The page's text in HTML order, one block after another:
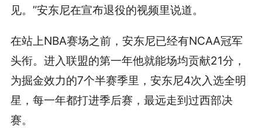
见。”安东尼在宣布退役的视频里说道。
在站上NBA赛场之前，安东尼已经有NCAA冠军
头衔。进入联盟的第一年他就能场均贡献21分，
为掘金效力的7个半赛季里，安东尼4次入选全明
星，每一年都打进季后赛，最远走到过西部决
赛。